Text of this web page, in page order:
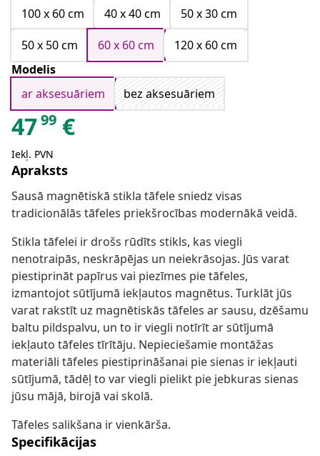
100 x 60 cm
40 x 40 cm
50 x 30 cm
50 x 50 cm
60 x 60 cm
120 x 60 cm
Modelis
ar aksesuāriem
bez aksesuāriem
4799 €
Iekļ. PVN
Apraksts
Sausā magnētiskā stikla tāfele sniedz visas
tradicionālās tāfeles priekšrocības modernākā veidā.
Stikla tāfelei ir drošs rūdīts stikls, kas viegli
nenotraipās, neskrāpējas un neiekrāsojas. Jūs varat
piestiprināt papīrus vai piezīmes pie tāfeles,
izmantojot sūtījumā iekļautos magnētus. Turklāt jūs
varat rakstīt uz magnētiskās tāfeles ar sausu, dzēšamu
baltu pildspalvu, un to ir viegli notīrīt ar sūtījumā
iekļauto tāfeles tīrītāju. Nepieciešamie montāžas
materiāli tāfeles piestiprināšanai pie sienas ir iekļauti
sūtījumā, tādēļ to var viegli pielikt pie jebkuras sienas
jūsu mājā, birojā vai skolā.
Tāfeles salikšana ir vienkārša.
Specifikācijas